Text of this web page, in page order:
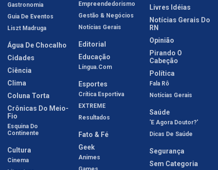
Gastronomia
Guia De Eventos
Liszt Madruga
Água De Chocalho
Cidades
Ciência
Clima
Coluna Torta
Crônicas Do Meio-
Fio
Esquina Do
Continente
Cultura
Cinema
Empreendedorismo
Gestão & Negócios
Notícias Gerais
Editorial
Educação
Língua.com
Esportes
Crítica Esportiva
EXTREME
Resultados
Fato & Fé
Geek
Animes
Livres Idéias
Notícias Gerais Do
RN
Opinião
Pirando O
Cabeção
Política
Fala Rô
Notícias Gerais
Saúde
'E Agora Doutor?'
Dicas De Saúde
Segurança
Sem Categoria